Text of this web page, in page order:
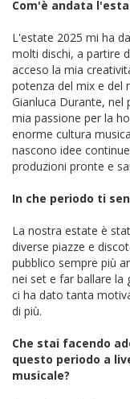
Com'è andata
L'estate 2025 mi ha
molti dischi, a partire
acceso la mia
potenza del mix e del
Gianluca Durante,
mia passione per la
enorme cultura
nascono idee
produzioni pronte e
In che periodo ti
La nostra estate è
diverse piazze e
pubblico sempre più
nei set e far ballare la
ci ha dato tanta
di più.
Che stai facendo
questo periodo a
musicale?